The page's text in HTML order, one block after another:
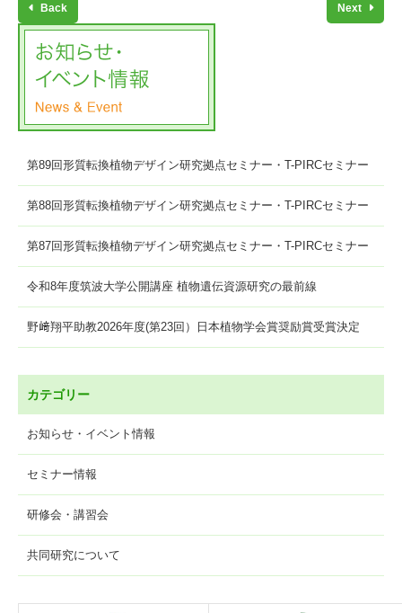
Back Next
第89回形質転換植物デザイン研究拠点セミナー・T-PIRCセミナー
第88回形質転換植物デザイン研究拠点セミナー・T-PIRCセミナー
第87回形質転換植物デザイン研究拠点セミナー・T-PIRCセミナー
令和8年度筑波大学公開講座 植物遺伝資源研究の最前線
野﨑翔平助教2026年度(第23回）日本植物学会賞奨励賞受賞決定
カテゴリー
お知らせ・イベント情報
セミナー情報
研修会・講習会
共同研究について